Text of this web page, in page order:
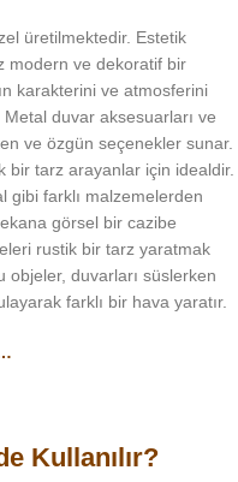
üretilmektedir. Estetik
modern ve dekoratif bir
karakterini ve atmosferini
duvar aksesuarları ve
ve özgün seçenekler sunar.
bir tarz arayanlar için idealdir.
gibi farklı malzemelerden
görsel bir cazibe
rustik bir tarz yaratmak
objeler, duvarları süslerken
farklı bir hava yaratır.
Kullanılır?